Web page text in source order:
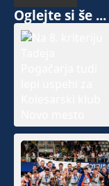
Oglejte si še ...